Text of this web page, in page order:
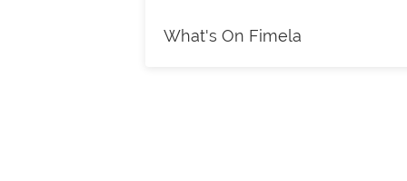
What's On Fimela